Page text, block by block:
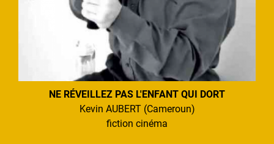
NE RÉVEILLEZ PAS L'ENFANT QUI DORT
Kevin AUBERT (Cameroun)
fiction cinéma